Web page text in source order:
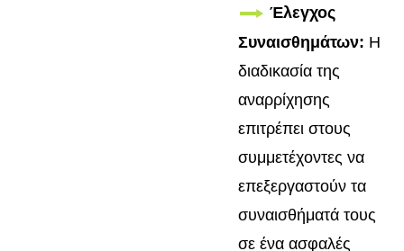
Έλεγχος
Συναισθημάτων: Η
διαδικασία της
αναρρίχησης
επιτρέπει στους
συμμετέχοντες να
επεξεργαστούν τα
συναισθήματά τους
σε ένα ασφαλές